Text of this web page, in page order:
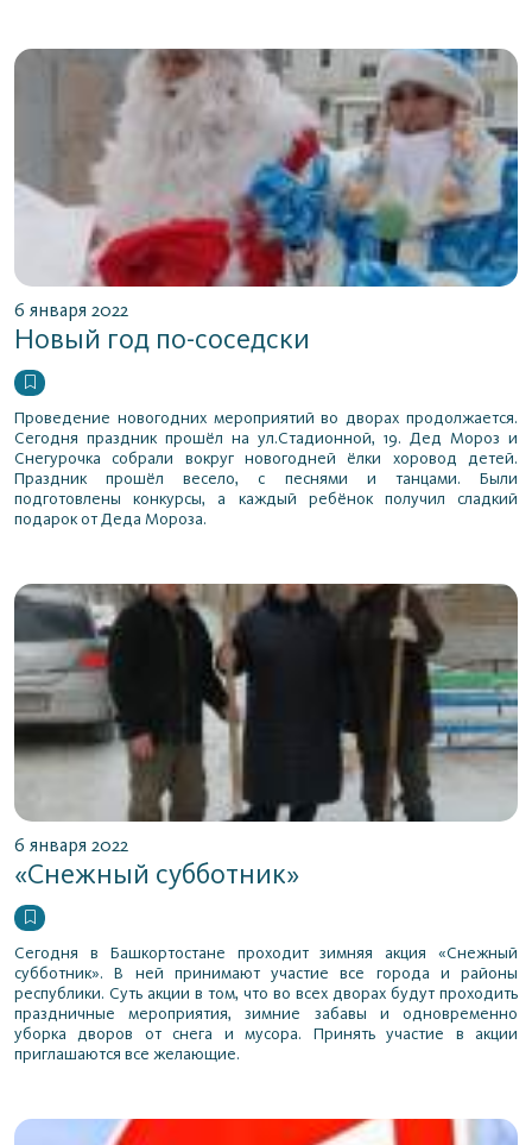
6 января 2022
Новый год по-соседски
Проведение новогодних мероприятий во дворах продолжается.
Сегодня праздник прошёл на ул.Стадионной, 19. Дед Мороз и
Снегурочка собрали вокруг новогодней ёлки хоровод детей.
Праздник прошёл весело, с песнями и танцами. Были
подготовлены конкурсы, а каждый ребёнок получил сладкий
подарок от Деда Мороза.
6 января 2022
«Снежный субботник»
Сегодня в Башкортостане проходит зимняя акция «Снежный
субботник». В ней принимают участие все города и районы
республики. Суть акции в том, что во всех дворах будут проходить
праздничные мероприятия, зимние забавы и одновременно
уборка дворов от снега и мусора. Принять участие в акции
приглашаются все желающие.